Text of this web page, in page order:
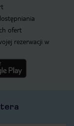
ofert
rezerwacji w